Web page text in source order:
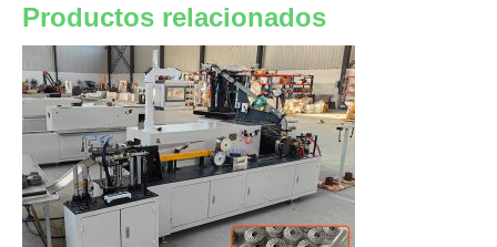
Productos relacionados